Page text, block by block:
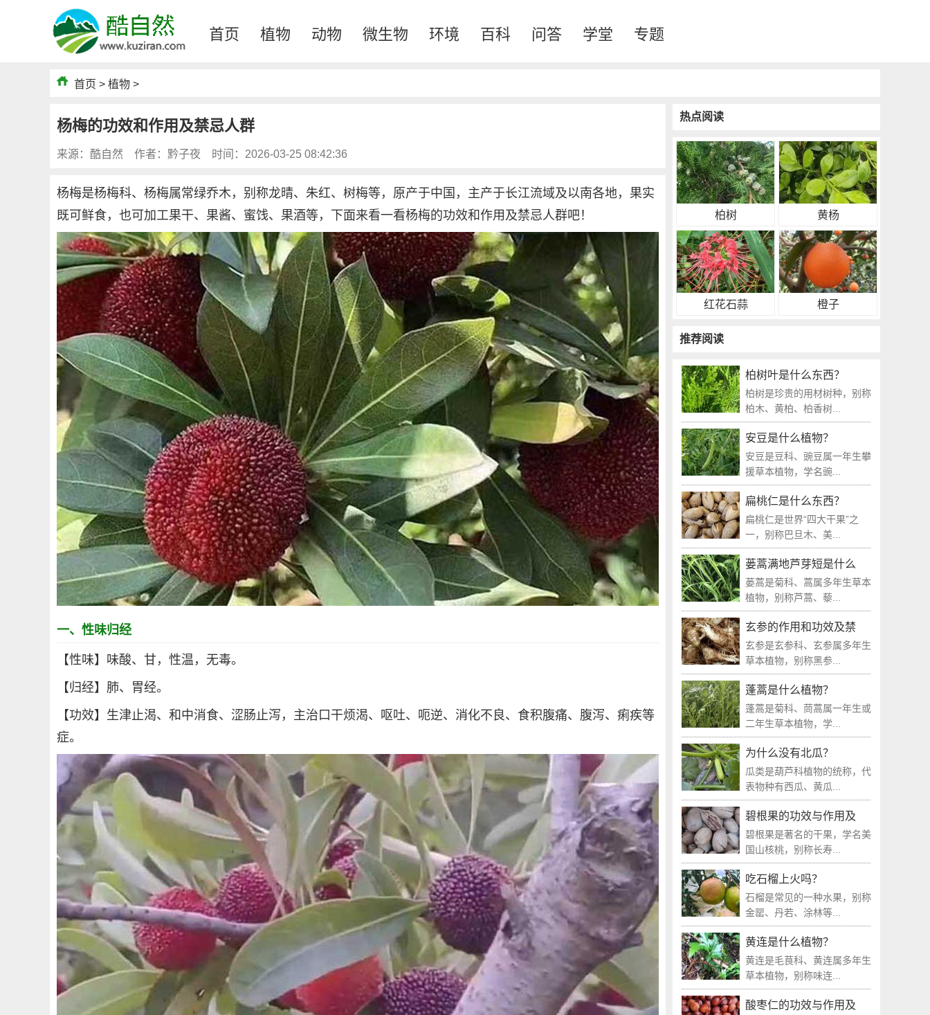
首页 植物 动物 微生物 环境 百科 问答 学堂 专题
首页 > 植物 >
杨梅的功效和作用及禁忌人群
来源：酷自然 作者：黔子夜 时间：2026-03-25 08:42:36
杨梅是杨梅科、杨梅属常绿乔木，别称龙晴、朱红、树梅等，原产于中国，主产于长江流域及以南各地，果实
既可鲜食，也可加工果干、果酱、蜜饯、果酒等，下面来看一看杨梅的功效和作用及禁忌人群吧！
一、性味归经
【性味】味酸、甘，性温，无毒。
【归经】肺、胃经。
【功效】生津止渴、和中消食、涩肠止泻，主治口干烦渴、呕吐、呃逆、消化不良、食积腹痛、腹泻、痢疾等
症。
热点阅读
柏树 黄杨
红花石蒜 橙子
推荐阅读
柏树叶是什么东西？
柏树是珍贵的用材树种，别称
柏木、黄柏、柏香树...
安豆是什么植物？
安豆是豆科、豌豆属一年生攀
援草本植物，学名豌...
扁桃仁是什么东西？
扁桃仁是世界“四大干果”之
一，别称巴旦木、美...
蒌蒿满地芦芽短是什么
蒌蒿是菊科、蒿属多年生草本
植物，别称芦蒿、藜...
玄参的作用和功效及禁
玄参是玄参科、玄参属多年生
草本植物，别称黑参...
蓬蒿是什么植物？
蓬蒿是菊科、茼蒿属一年生或
二年生草本植物，学...
为什么没有北瓜？
瓜类是葫芦科植物的统称，代
表物种有西瓜、黄瓜...
碧根果的功效与作用及
碧根果是著名的干果，学名美
国山核桃，别称长寿...
吃石榴上火吗？
石榴是常见的一种水果，别称
金罂、丹若、涂林等...
黄连是什么植物？
黄连是毛茛科、黄连属多年生
草本植物，别称味连...
酸枣仁的功效与作用及